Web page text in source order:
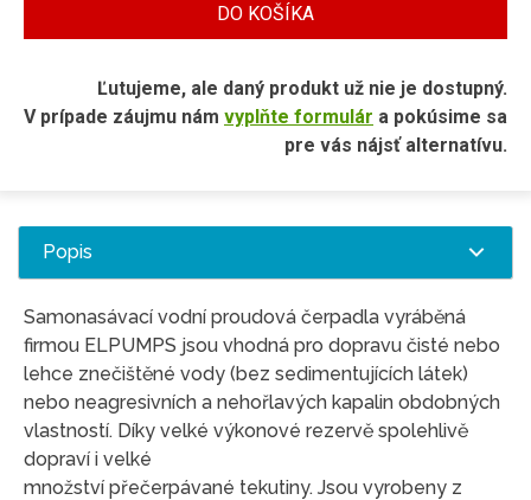
DO KOŠÍKA
Ľutujeme, ale daný produkt už nie je dostupný.
V prípade záujmu nám vyplňte formulár a pokúsime sa
pre vás nájsť alternatívu.
Popis
Samonasávací vodní proudová čerpadla vyráběná
firmou ELPUMPS jsou vhodná pro dopravu čisté nebo
lehce znečištěné vody (bez sedimentujících látek)
nebo neagresivních a nehořlavých kapalin obdobných
vlastností. Díky velké výkonové rezervě spolehlivě
dopraví i velké
množství přečerpávané tekutiny. Jsou vyrobeny z